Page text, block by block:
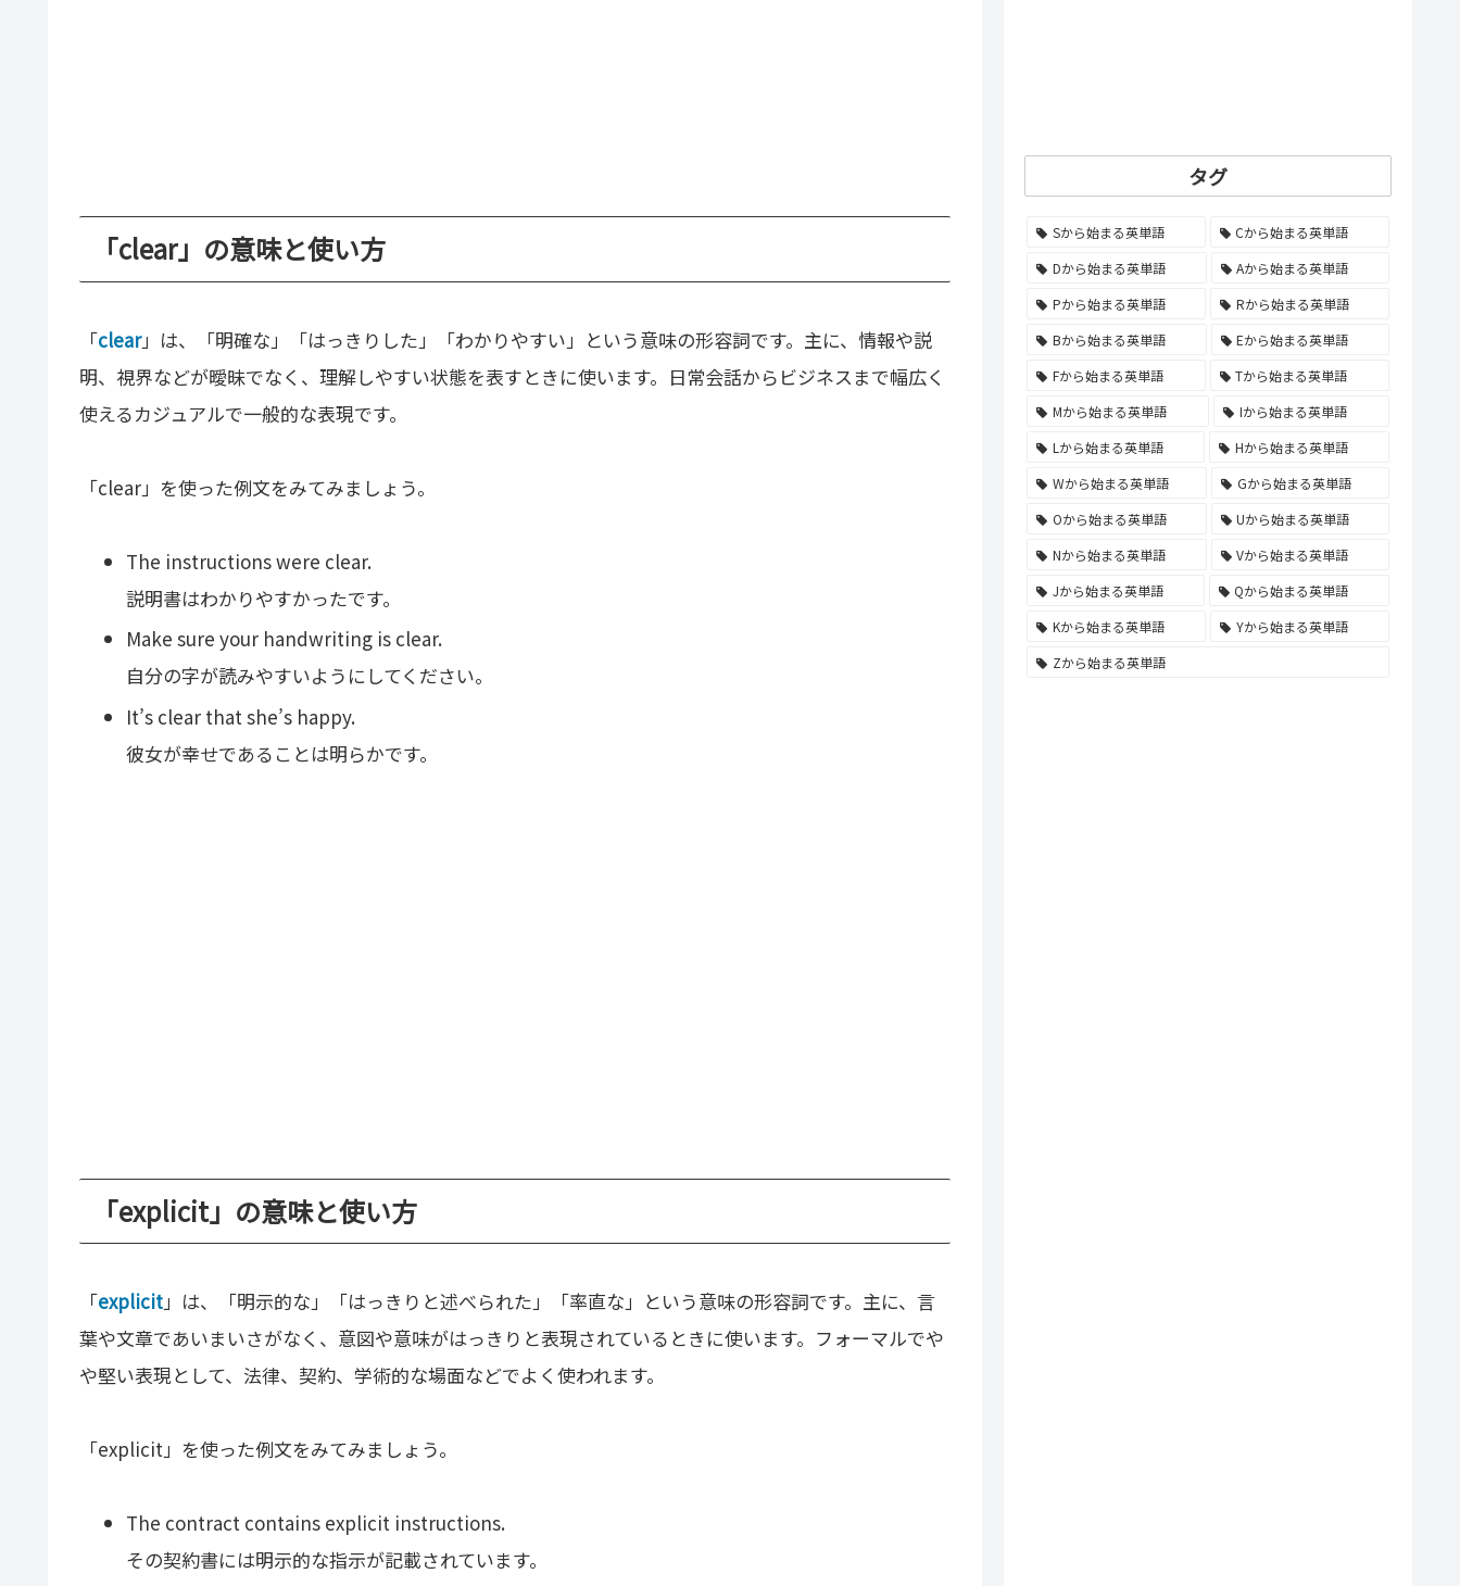
「clear」の意味と使い方
「clear」は、「明確な」「はっきりした」「わかりやすい」という意味の形容詞です。主に、情報や説
明、視界などが曖昧でなく、理解しやすい状態を表すときに使います。日常会話からビジネスまで幅広く
使えるカジュアルで一般的な表現です。
「clear」を使った例文をみてみましょう。
The instructions were clear.
説明書はわかりやすかったです。
Make sure your handwriting is clear.
自分の字が読みやすいようにしてください。
It’s clear that she’s happy.
彼女が幸せであることは明らかです。
「explicit」の意味と使い方
「explicit」は、「明示的な」「はっきりと述べられた」「率直な」という意味の形容詞です。主に、言
葉や文章であいまいさがなく、意図や意味がはっきりと表現されているときに使います。フォーマルでや
や堅い表現として、法律、契約、学術的な場面などでよく使われます。
「explicit」を使った例文をみてみましょう。
The contract contains explicit instructions.
その契約書には明示的な指示が記載されています。
タグ
Sから始まる英単語
Cから始まる英単語
Dから始まる英単語
Aから始まる英単語
Pから始まる英単語
Rから始まる英単語
Bから始まる英単語
Eから始まる英単語
Fから始まる英単語
Tから始まる英単語
Mから始まる英単語
Iから始まる英単語
Lから始まる英単語
Hから始まる英単語
Wから始まる英単語
Gから始まる英単語
Oから始まる英単語
Uから始まる英単語
Nから始まる英単語
Vから始まる英単語
Jから始まる英単語
Qから始まる英単語
Kから始まる英単語
Yから始まる英単語
Zから始まる英単語